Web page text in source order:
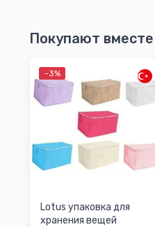
Покупают вместе
-3%
Lotus упаковка для
хранения вещей